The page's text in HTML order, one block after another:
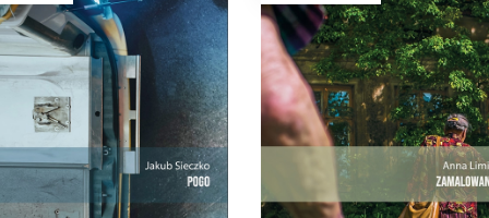
POGO
praca to ciągłe szukanie
między paraliżującą
a wyniszczającą
rutyną.
39.00zł 25.35zł
ZAMALOWANE
Mieli tu swoją małą
dużą nieufność wobec
Premiera 25 maja
27.30zł